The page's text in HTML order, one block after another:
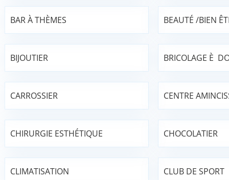
BAR À THÈMES BEAUTÉ /BIEN
BIJOUTIER BRICOLAGE È
CARROSSIER CENTRE
CHIRURGIE ESTHÉTIQUE CHOCOLATIER
CLIMATISATION CLUB DE SPORT